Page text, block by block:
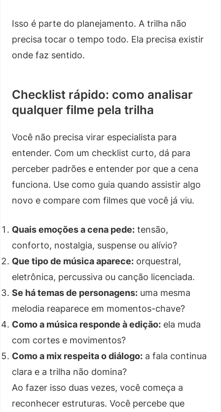
Isso é parte do planejamento. A trilha não
precisa tocar o tempo todo. Ela precisa existir
onde faz sentido.
Checklist rápido: como analisar
qualquer filme pela trilha
Você não precisa virar especialista para
entender. Com um checklist curto, dá para
perceber padrões e entender por que a cena
funciona. Use como guia quando assistir algo
novo e compare com filmes que você já viu.
Quais emoções a cena pede: tensão,
conforto, nostalgia, suspense ou alívio?
Que tipo de música aparece: orquestral,
eletrônica, percussiva ou canção licenciada.
Se há temas de personagens: uma mesma
melodia reaparece em momentos-chave?
Como a música responde à edição: ela muda
com cortes e movimentos?
Como a mix respeita o diálogo: a fala continua
clara e a trilha não domina?
Ao fazer isso duas vezes, você começa a
reconhecer estruturas. Você percebe que